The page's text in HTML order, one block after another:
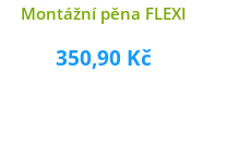
Montážní pěna FLEXI
350,90 Kč